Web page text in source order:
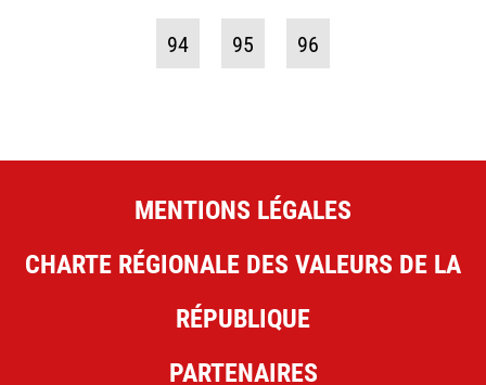
94 95 96
MENTIONS LÉGALES
CHARTE RÉGIONALE DES VALEURS DE LA
RÉPUBLIQUE
PARTENAIRES